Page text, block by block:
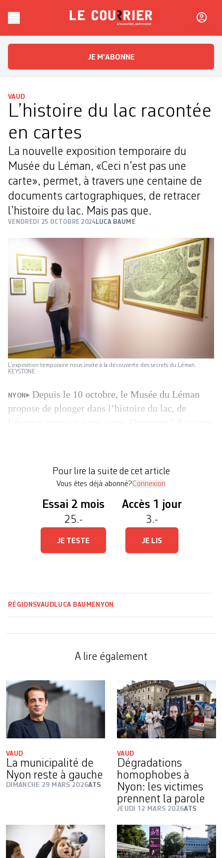
Le CourrierL'essentiel, autrement
JE M'ABONNE
VAUD
L’histoire du lac racontée
en cartes
La nouvelle exposition temporaire du
Musée du Léman, «Ceci n’est pas une
carte», permet, à travers une centaine de
documents cartographiques, de retracer
l’histoire du lac. Mais pas que.
VENDREDI 25 OCTOBRE 2024LUCA BAUME
L’exposition temporaire nous invite à la découverte des secrets du Léman.
KEYSTONE
NYON
Depuis le 10 octobre, le Musée du Léman
propose de plonger dans l’histoire du lac, de
nouvelle exposition temporaire de […]
Pour lire la suite de cet article
Vous êtes déjà abonné?Connexion
Essai 2 mois
25.-
JE TESTE
Accès 1 jour
3.-
JE LIS
RÉGIONSVAUDLUCA BAUME NYON
A lire également
VAUD
La municipalité de
Nyon reste à gauche
DIMANCHE 29 MARS 2026ATS
VAUD
Dégradations
homophobes à
Nyon: les victimes
prennent la parole
JEUDI 12 MARS 2026ATS